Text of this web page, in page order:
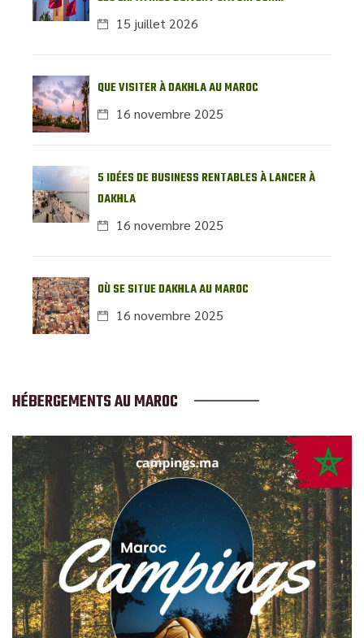
L’IMMOBILIER LOCAL
15 juillet 2026
QUE VISITER À DAKHLA AU MAROC
16 novembre 2025
5 IDÉES DE BUSINESS RENTABLES À LANCER À
DAKHLA
16 novembre 2025
OÙ SE SITUE DAKHLA AU MAROC
16 novembre 2025
HÉBERGEMENTS AU MAROC